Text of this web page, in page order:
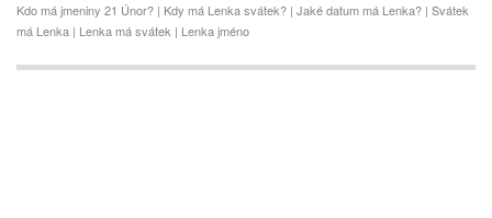
Kdo má jmeniny 21 Únor? | Kdy má Lenka svátek? | Jaké datum má Lenka? | Svátek
má Lenka | Lenka má svátek | Lenka jméno